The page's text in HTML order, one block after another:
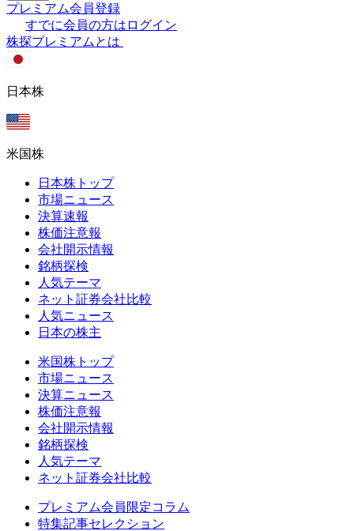
プレミアム会員登録
すでに会員の方はログイン
株探プレミアムとは
日本株
米国株
日本株トップ
市場ニュース
決算速報
株価注意報
会社開示情報
銘柄探検
人気テーマ
ネット証券会社比較
人気ニュース
日本の株主
米国株トップ
市場ニュース
決算ニュース
株価注意報
会社開示情報
銘柄探検
人気テーマ
ネット証券会社比較
プレミアム会員限定コラム
特集記事セレクション